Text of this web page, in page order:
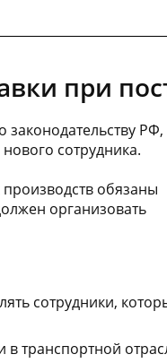
при
законодательству РФ,
сотрудника.
обязаны
организовать
сотрудники,
в транспортной